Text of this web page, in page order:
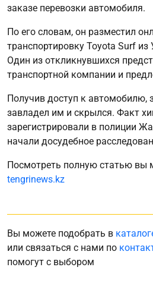
заказе перевозки автомобиля.
По его словам, он разместил
транспортировку Toyota Surf
Один из откликнувшихся
транспортной компании и
Получив доступ к автомобилю,
завладел им и скрылся. Факт
зарегистрировали в полиции
начали досудебное
Посмотреть полную статью вы
tengrinews.kz
Вы можете подобрать в
или связаться с нами по
помогут с выбором